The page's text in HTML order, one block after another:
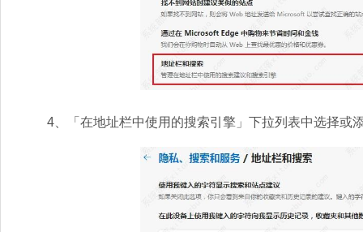
4、「在地址栏中使用的搜索引擎」下拉列表中选择或